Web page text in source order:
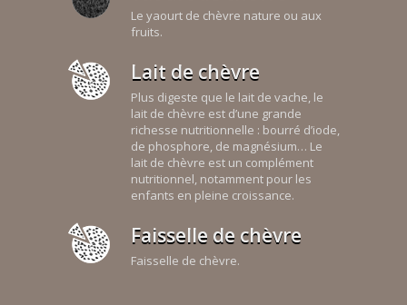
Le yaourt de chèvre nature ou aux
fruits.
Lait de chèvre
Plus digeste que le lait de vache, le
lait de chèvre est d’une grande
richesse nutritionnelle : bourré d’iode,
de phosphore, de magnésium… Le
lait de chèvre est un complément
nutritionnel, notamment pour les
enfants en pleine croissance.
Faisselle de chèvre
Faisselle de chèvre.